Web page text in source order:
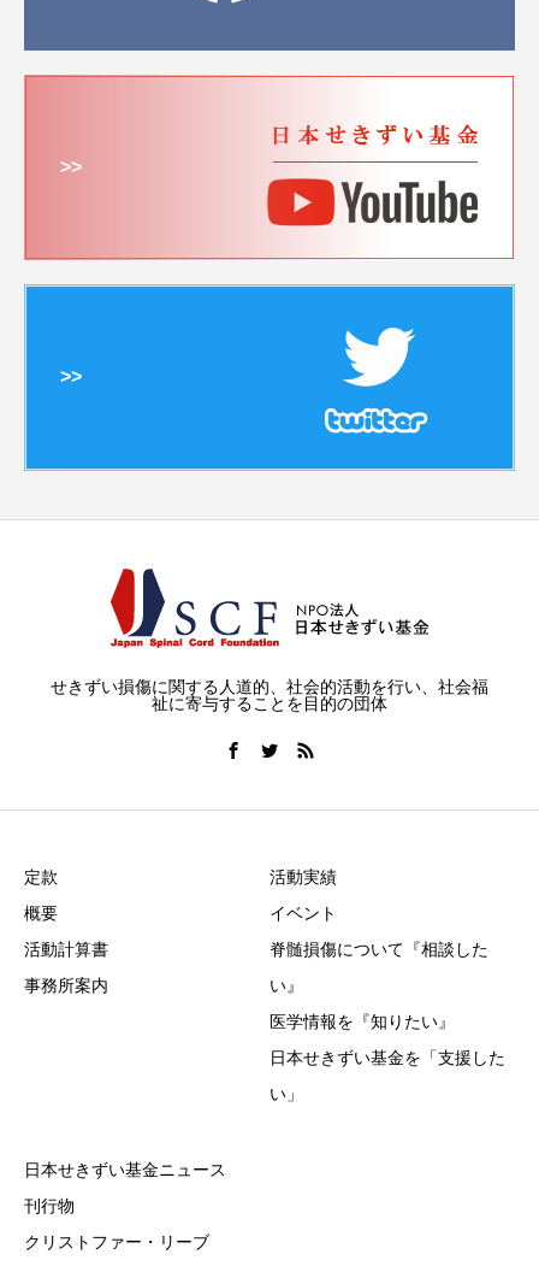
>>
>>
せきずい損傷に関する人道的、社会的活動を行い、社会福
祉に寄与することを目的の団体
定款
概要
活動計算書
事務所案内
活動実績
イベント
脊髄損傷について『相談した
い』
医学情報を『知りたい』
日本せきずい基金を「支援した
い」
日本せきずい基金ニュース
刊行物
クリストファー・リーブ